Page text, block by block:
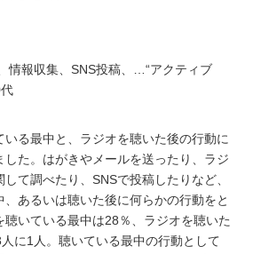
情報収集、SNS投稿、…“アクティブ
る最中と、ラジオを聴いた後の行動に
た。はがきやメールを送ったり、ラジ
て調べたり、SNSで投稿したりなど、
あるいは聴いた後に何らかの行動をと
聴いている最中は28％、ラジオを聴いた
に1人。聴いている最中の行動として